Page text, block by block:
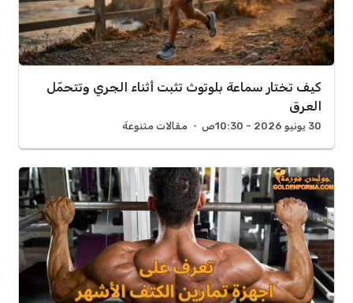
كيف تختار سماعة بلوتوث تثبت أثناء الجري وتتحمّل
العرق
30 يونيو 2026 - 10:30ص مقالات متنوعة